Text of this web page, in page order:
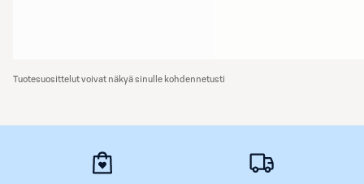
Tuotesuosittelut voivat näkyä sinulle kohdennetusti